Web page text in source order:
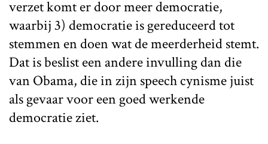
verzet komt er door meer democratie,
waarbij 3) democratie is gereduceerd tot
stemmen en doen wat de meerderheid stemt.
Dat is beslist een andere invulling dan die
van Obama, die in zijn speech cynisme juist
als gevaar voor een goed werkende
democratie ziet.